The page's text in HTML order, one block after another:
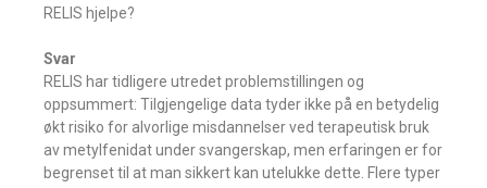
RELIS hjelpe?
Svar
RELIS har tidligere utredet problemstillingen og
oppsummert: Tilgjengelige data tyder ikke på en betydelig
økt risiko for alvorlige misdannelser ved terapeutisk bruk
av metylfenidat under svangerskap, men erfaringen er for
begrenset til at man sikkert kan utelukke dette. Flere typer